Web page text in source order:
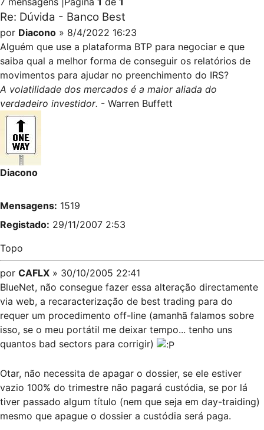
Re: Dúvida - Banco Best
por Diacono » 8/4/2022 16:23
Alguém que use a plataforma BTP para negociar e que
saiba qual a melhor forma de conseguir os relatórios de
movimentos para ajudar no preenchimento do IRS?
A volatilidade dos mercados é a maior aliada do
verdadeiro investidor. - Warren Buffett
Diacono
Mensagens: 1519
Registado: 29/11/2007 2:53
Topo
por CAFLX » 30/10/2005 22:41
BlueNet, não consegue fazer essa alteração directamente
via web, a recaracterização de best trading para do
requer um procedimento off-line (amanhã falamos sobre
isso, se o meu portátil me deixar tempo... tenho uns
quantos bad sectors para corrigir)
Otar, não necessita de apagar o dossier, se ele estiver
vazio 100% do trimestre não pagará custódia, se por lá
tiver passado algum título (nem que seja em day-traiding)
mesmo que apague o dossier a custódia será paga.